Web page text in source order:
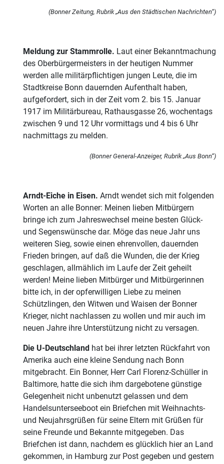
(Bonner Zeitung, Rubrik „Aus den Städtischen Nachrichten“)
Meldung zur Stammrolle. Laut einer Bekanntmachung
des Oberbürgermeisters in der heutigen Nummer
werden alle militärpflichtigen jungen Leute, die im
Stadtkreise Bonn dauernden Aufenthalt haben,
aufgefordert, sich in der Zeit vom 2. bis 15. Januar
1917 im Militärbureau, Rathausgasse 26, wochentags
zwischen 9 und 12 Uhr vormittags und 4 bis 6 Uhr
nachmittags zu melden.
(Bonner General-Anzeiger, Rubrik „Aus Bonn“)
Arndt-Eiche in Eisen. Arndt wendet sich mit folgenden
Worten an alle Bonner: Meinen lieben Mitbürgern
bringe ich zum Jahreswechsel meine besten Glück-
und Segenswünsche dar. Möge das neue Jahr uns
weiteren Sieg, sowie einen ehrenvollen, dauernden
Frieden bringen, auf daß die Wunden, die der Krieg
geschlagen, allmählich im Laufe der Zeit geheilt
werden! Meine lieben Mitbürger und Mitbürgerinnen
bitte ich, in der opferwilligen Liebe zu meinen
Schützlingen, den Witwen und Waisen der Bonner
Krieger, nicht nachlassen zu wollen und mir auch im
neuen Jahre ihre Unterstützung nicht zu versagen.
Die U-Deutschland hat bei ihrer letzten Rückfahrt von
Amerika auch eine kleine Sendung nach Bonn
mitgebracht. Ein Bonner, Herr Carl Florenz-Schüller in
Baltimore, hatte die sich ihm dargebotene günstige
Gelegenheit nicht unbenutzt gelassen und dem
Handelsunterseeboot ein Briefchen mit Weihnachts-
und Neujahrsgrüßen für seine Eltern mit Grüßen für
seine Freunde und Bekannte mitgegeben. Das
Briefchen ist dann, nachdem es glücklich hier an Land
gekommen, in Hamburg zur Post gegeben und gestern